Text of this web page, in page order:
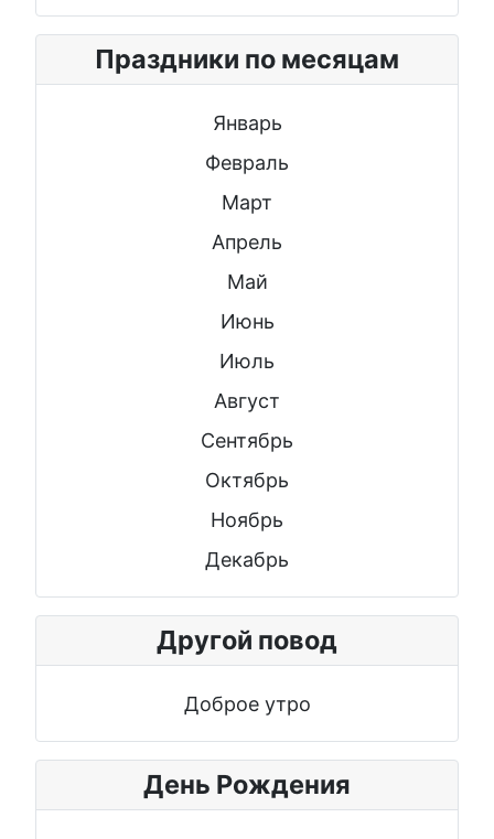
Праздники по месяцам
Январь
Февраль
Март
Апрель
Май
Июнь
Июль
Август
Сентябрь
Октябрь
Ноябрь
Декабрь
Другой повод
Доброе утро
День Рождения